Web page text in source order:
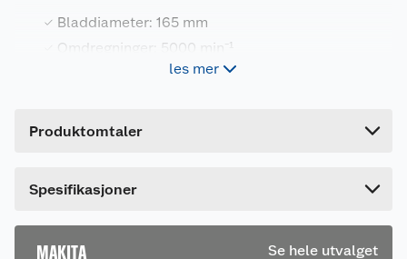
Bladdiameter: 165 mm
Omdregninger: 5000 min⁻¹
Batterisystem: LXT 18V - batteri og lader må
Bruksområde
skjæredybde på 57mm ved 90° og 41 mm ved
Efficut sirkelsagblad til tre, 165mm diameter,
les mer
Produktomtaler
Spesifikasjoner
Leverandørens artikkelnummer
MAKITA Se hele utvalget